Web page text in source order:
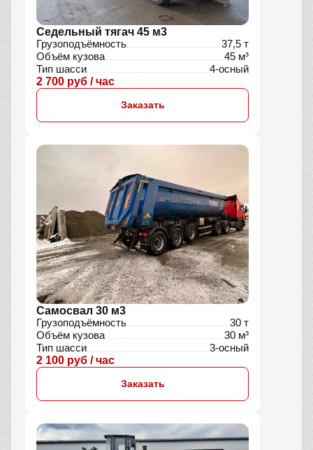
Седельный тягач 45 м3
Грузоподъёмность
37,5 т
Объём кузова
45 м³
Тип шасси
4-осный
2 700 руб / час
Заказать
Самосвал 30 м3
Грузоподъёмность
30 т
Объём кузова
30 м³
Тип шасси
3-осный
2 100 руб / час
Заказать